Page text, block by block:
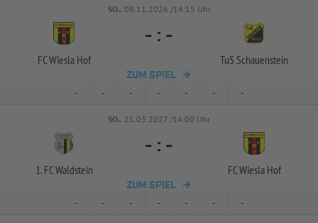
SO.. 08.11.2026 /14:15 Uhr
FC Wiesla Hof
- : -
TuS Schauenstein
ZUM SPIEL
- - - - - - -
SO.. 21.03.2027 /14:00 Uhr
1. FC Waldstein
- : -
FC Wiesla Hof
ZUM SPIEL
- - - - - - -